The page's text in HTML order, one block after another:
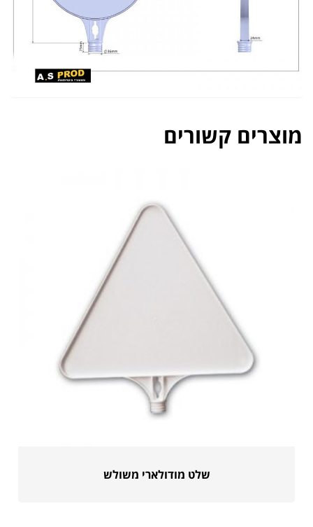
מוצרים קשורים
שלט מודולארי משולש